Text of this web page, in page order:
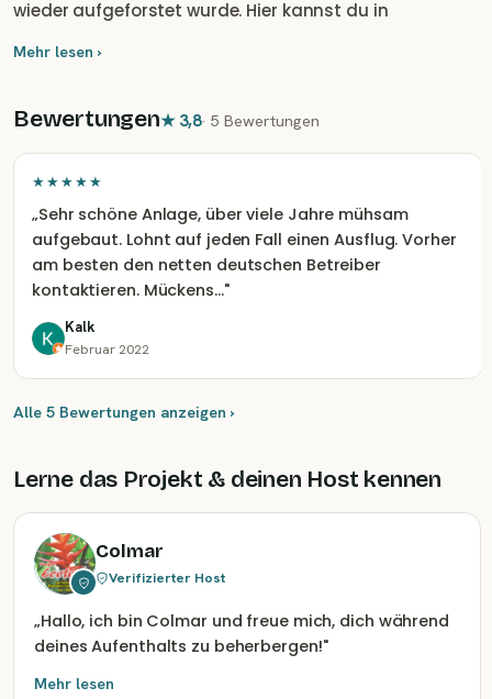
wieder aufgeforstet wurde. Hier kannst du in
Natur und die Ruhe dieser wunderbaren Umgebung.
Mehr lesen ›
Bewertungen★ 3,8· 5 Bewertungen
★★★★★
„Sehr schöne Anlage, über viele Jahre mühsam
aufgebaut. Lohnt auf jeden Fall einen Ausflug. Vorher
am besten den netten deutschen Betreiber
kontaktieren. Mückens…"
Kalk
Februar 2022
Alle 5 Bewertungen anzeigen ›
Lerne das Projekt & deinen Host kennen
Colmar
Verifizierter Host
„Hallo, ich bin Colmar und freue mich, dich während
deines Aufenthalts zu beherbergen!"
Mehr lesen